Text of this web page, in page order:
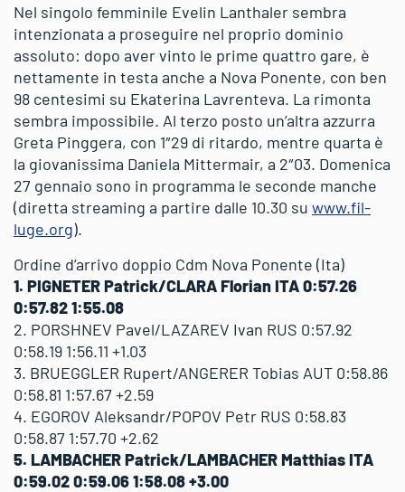
Nel singolo femminile Evelin Lanthaler sembra
intenzionata a proseguire nel proprio dominio
assoluto: dopo aver vinto le prime quattro gare, è
nettamente in testa anche a Nova Ponente, con ben
98 centesimi su Ekaterina Lavrenteva. La rimonta
sembra impossibile. Al terzo posto un’altra azzurra
Greta Pinggera, con 1″29 di ritardo, mentre quarta è
la giovanissima Daniela Mittermair, a 2″03. Domenica
27 gennaio sono in programma le seconde manche
(diretta streaming a partire dalle 10.30 su www.fil-
luge.org).
Ordine d’arrivo doppio Cdm Nova Ponente (Ita)
1. PIGNETER Patrick/CLARA Florian ITA 0:57.26
0:57.82 1:55.08
2. PORSHNEV Pavel/LAZAREV Ivan RUS 0:57.92
0:58.19 1:56.11 +1.03
3. BRUEGGLER Rupert/ANGERER Tobias AUT 0:58.86
0:58.81 1:57.67 +2.59
4. EGOROV Aleksandr/POPOV Petr RUS 0:58.83
0:58.87 1:57.70 +2.62
5. LAMBACHER Patrick/LAMBACHER Matthias ITA
0:59.02 0:59.06 1:58.08 +3.00